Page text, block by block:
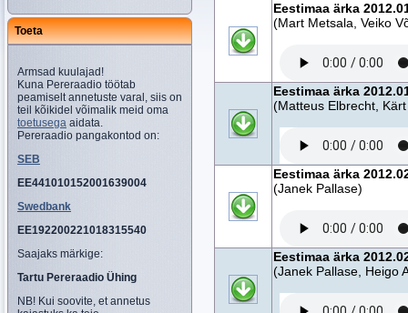
Toeta
Armsad kuulajad!
Kuna Pereraadio töötab
peamiselt annetuste varal, siis on
teil kõikidel võimalik meid oma
toetusega aidata.
Pereraadio pangakontod on:
SEB
EE441010152001639004
Swedbank
EE192200221018315540
Saajaks märkige:
Tartu Pereraadio Ühing
NB! Kui soovite, et annetus
Eestimaa ärka
(Mart Metsala, Veiko
Eestimaa ärka
(Matteus Elbrecht,
Eestimaa ärka
(Janek Pallase)
Eestimaa ärka
(Janek Pallase, Heigo